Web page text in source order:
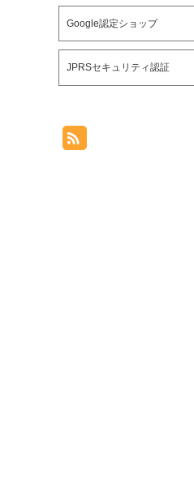
Google認定ショップ
JPRSセキュリティ認証